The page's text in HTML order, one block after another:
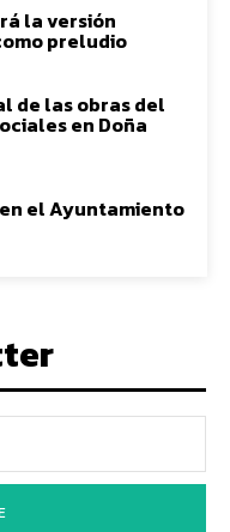
la versión
preludio
de las obras del
en Doña
el Ayuntamiento